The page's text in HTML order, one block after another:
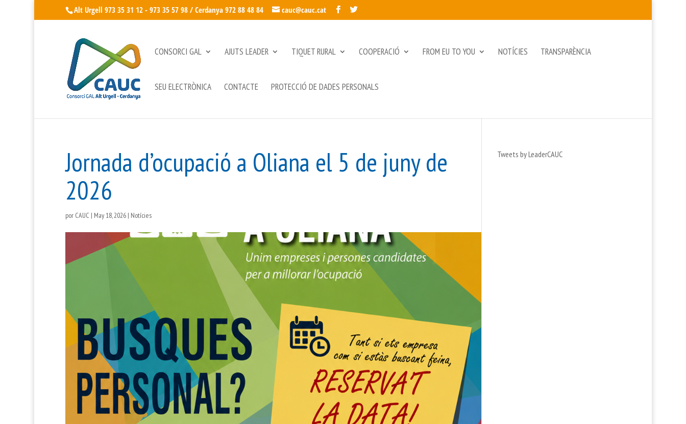
Alt Urgell 973 35 31 12 - 973 35 57 98 / Cerdanya 972 88 48 84 cauc@cauc.cat
CONSORCI GAL AJUTS LEADER TIQUET RURAL COOPERACIÓ FROM EU TO YOU NOTÍCIES TRANSPARÈNCIA
SEU ELECTRÒNICA CONTACTE PROTECCIÓ DE DADES PERSONALS
Jornada d’ocupació a Oliana el 5 de juny de
2026
por CAUC | May 18, 2026| Notícies
Tweets by LeaderCAUC